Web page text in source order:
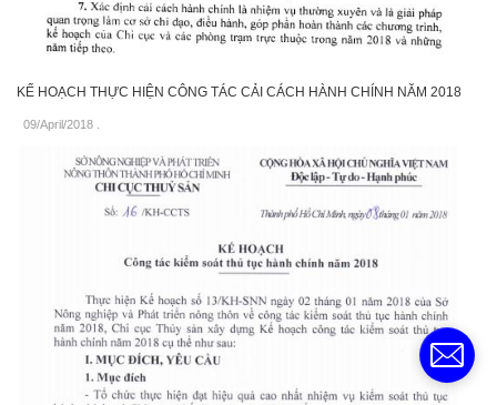
KẾ HOẠCH THỰC HIỆN CÔNG TÁC CẢI CÁCH HÀNH CHÍNH NĂM 2018
09/April/2018